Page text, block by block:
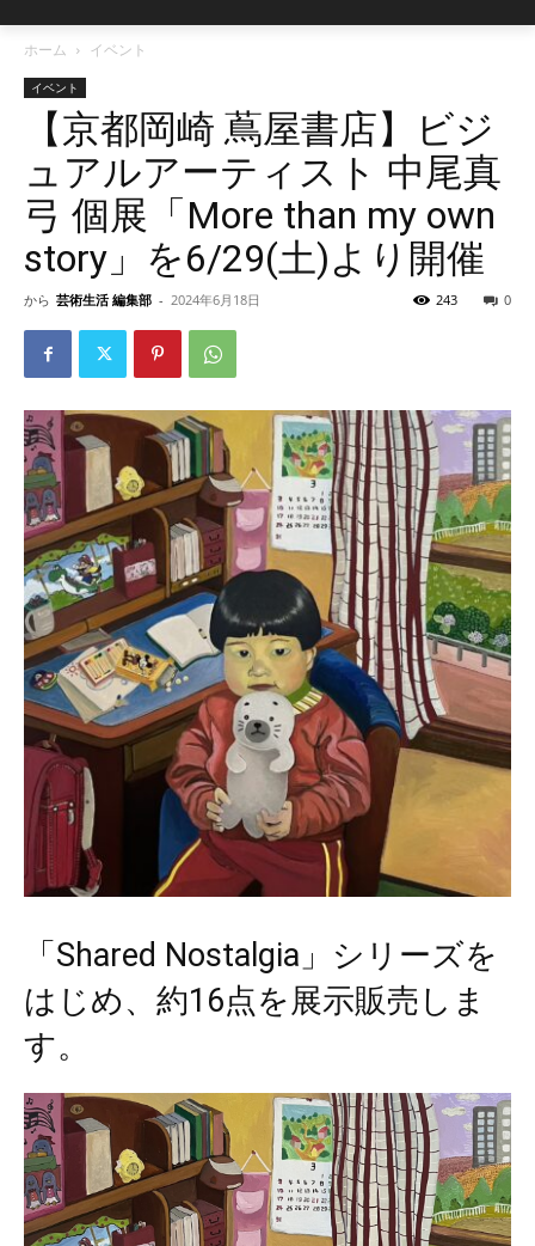
ホーム イベント
イベント
【京都岡崎 蔦屋書店】ビジ
ュアルアーティスト 中尾真
弓 個展「More than my own
story」を6/29(土)より開催
から 芸術生活 編集部 - 2024年6月18日 0
243
「Shared Nostalgia」シリーズを
はじめ、約16点を展示販売しま
す。